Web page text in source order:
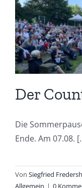
Der
Die
Ende. Am 07.08.
Von Siegfried
Allgemein | 0